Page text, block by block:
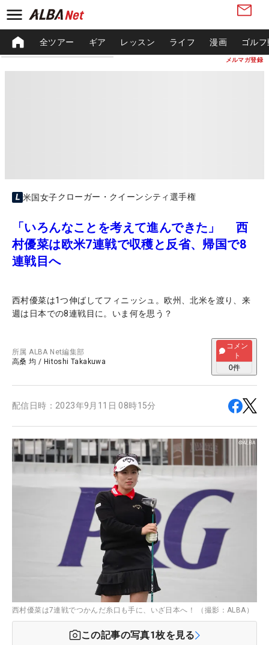
メルマガ登録
全ツアー ギア レッスン ライフ 漫画 ゴル
米国女子クローガー・クイーンシティ選手権
「いろんなことを考えて進んできた」 西
村優菜は欧米7連戦で収穫と反省、帰国で8
連戦目へ
西村優菜は1つ伸ばしてフィニッシュ。欧州、北米を渡り、来
週は日本での8連戦目に。いま何を思う？
所属ALBA Net編集部
高桑 均 / Hitoshi Takakuwa
コメン
ト
0件
配信日時： 2023年9月11日 08時15分
西村優菜は7連戦でつかんだ糸口も手に、いざ日本へ！ （撮影：ALBA）
この記事の写真1枚を見る